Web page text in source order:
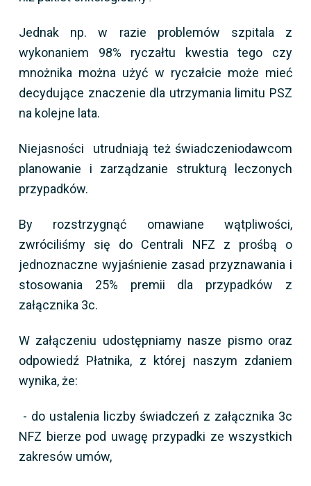
Jednak np. w razie problemów szpitala z
wykonaniem 98% ryczałtu kwestia tego czy
mnożnika można użyć w ryczałcie może mieć
decydujące znaczenie dla utrzymania limitu PSZ
na kolejne lata.
Niejasności utrudniają też świadczeniodawcom
planowanie i zarządzanie strukturą leczonych
przypadków.
By rozstrzygnąć omawiane wątpliwości,
zwróciliśmy się do Centrali NFZ z prośbą o
jednoznaczne wyjaśnienie zasad przyznawania i
stosowania 25% premii dla przypadków z
załącznika 3c.
W załączeniu udostępniamy nasze pismo oraz
odpowiedź Płatnika, z której naszym zdaniem
wynika, że:
- do ustalenia liczby świadczeń z załącznika 3c
NFZ bierze pod uwagę przypadki ze wszystkich
zakresów umów,